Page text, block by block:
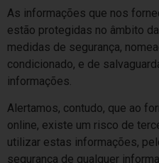
As informações que nos
estão protegidas no âmbito
medidas de segurança,
condicionado, e de
informações.
Alertamos, contudo, que ao
online, existe um risco de
utilizar estas informações,
segurança de qualquer